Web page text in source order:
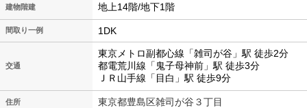
建物階建 地上14階/地下1階
間取り一例 1DK
交通
東京メトロ副都心線「雑司が谷」駅 徒歩2分
都電荒川線「鬼子母神前」駅 徒歩3分
ＪＲ山手線「目白」駅 徒歩9分
住所 東京都豊島区雑司が谷３丁目